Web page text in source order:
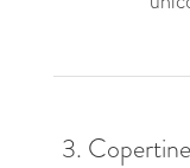
3.